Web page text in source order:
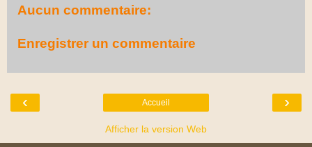
Aucun commentaire:
Enregistrer un commentaire
‹ ›
Accueil
Afficher la version Web